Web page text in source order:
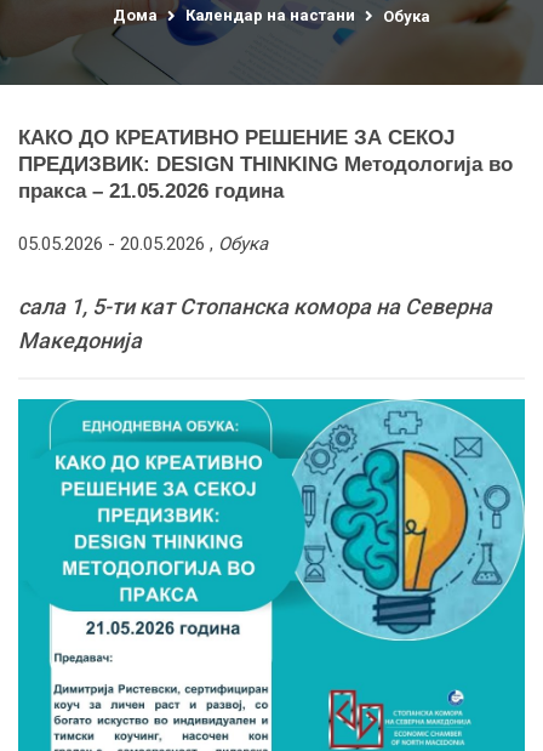
Дома Календар на настани Обука
КАКО ДО КРЕАТИВНО РЕШЕНИЕ ЗА СЕКОЈ
ПРЕДИЗВИК: DESIGN THINKING Методологија во
пракса – 21.05.2026 година
05.05.2026 - 20.05.2026 , Обука
сала 1, 5-ти кат Стопанска комора на Северна
Македонија